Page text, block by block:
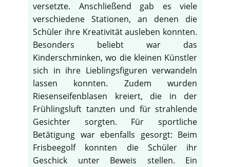
versetzte. Anschließend gab es viele
verschiedene Stationen, an denen die
Schüler ihre Kreativität ausleben konnten.
Besonders beliebt war das
Kinderschminken, wo die kleinen Künstler
sich in ihre Lieblingsfiguren verwandeln
lassen konnten. Zudem wurden
Riesenseifenblasen kreiert, die in der
Frühlingsluft tanzten und für strahlende
Gesichter sorgten. Für sportliche
Betätigung war ebenfalls gesorgt: Beim
Frisbeegolf konnten die Schüler ihr
Geschick unter Beweis stellen. Ein